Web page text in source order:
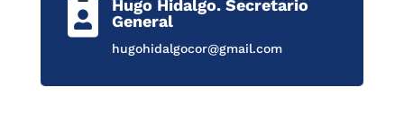

Hugo Hidalgo. Secretario
General
hugohidalgocor@gmail.com